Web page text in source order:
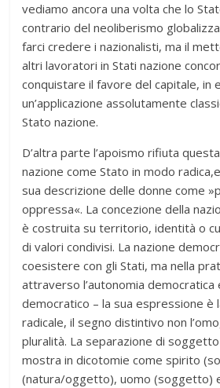
vediamo ancora una volta che lo
contrario del neoliberismo
farci credere i nazionalisti, ma il
altri lavoratori in Stati nazione
conquistare il favore del capitale, in
un’applicazione assolutamente
Stato nazione.
D’altra parte l’apoismo rifiuta
nazione come Stato in modo
sua descrizione delle donne come
oppressa«. La concezione della
è costruita su territorio, identità o
di valori condivisi. La nazione
coesistere con gli Stati, ma nella
attraverso l’autonomia democratica
democratico – la sua espressione è
radicale, il segno distintivo non
pluralità. La separazione di
mostra in dicotomie come spirito
(natura/oggetto), uomo (soggetto)